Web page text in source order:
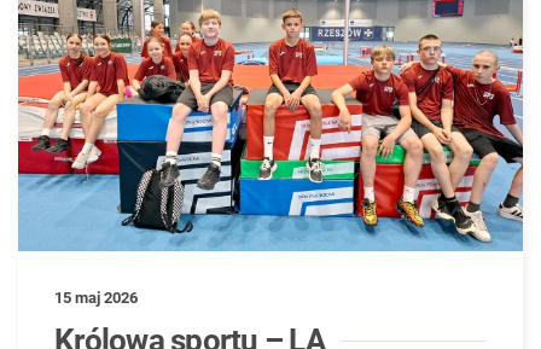
15 maj 2026
Królowa sportu – LA